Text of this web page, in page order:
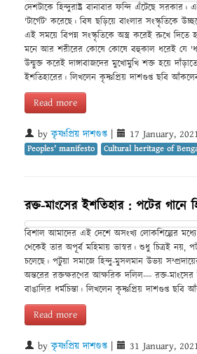
দেশটাকে হিন্দুরাষ্ট্র বানাবার ফন্দি এঁটেছে সরকার।
'টার্গেট' করেছে। বিষ ছড়িয়ে বাংলার সংস্কৃতিকে
এই সময়ে বিপন্ন সংস্কৃতিকে অস্ত্র করেই রুখে দিতে
মনে আর শরীরের কোষে কোষে বহুকাল ধরেই যে
উন্মুক্ত করেই দাঙ্গাবাজদের মুখোমুখি শক্ত হয়ে
ইশতিহারের। লিখলেন কৃষ্ণপ্রিয় দাশগুপ্ত ছবি
Read more
byকৃষ্ণপ্রিয় দাশগুপ্ত | 17 January,
Peoples' manifesto Cultural heritage of
রক্ত-মাংসের ইশতিহার : পটের গানে
বিশাল আমাদের এই দেশে অসংখ্য লোকশিল্পের
থেকেই তার অপূর্ব মহিমায় ভাস্বর। শুধু চিত্রই নয়,
চলেছে। পটুয়া সমাজে হিন্দু-মুসলমান উভয়
অন্তরের রক্তক্ষরণের আক্ষরিক দলিল--- রক্ত-
বাঙালির ধর্মচিন্তা। লিখলেন কৃষ্ণপ্রিয় দাশগুপ্ত ছবি
Read more
byকৃষ্ণপ্রিয় দাশগুপ্ত | 31 January,